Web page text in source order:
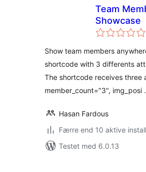
Team
Showcase
Show team members
shortcode with 3 differents
The shortcode receives three
member_count="3", img_posi
Hasan Fardous
Færre end 10 aktive
Testet med 6.0.13